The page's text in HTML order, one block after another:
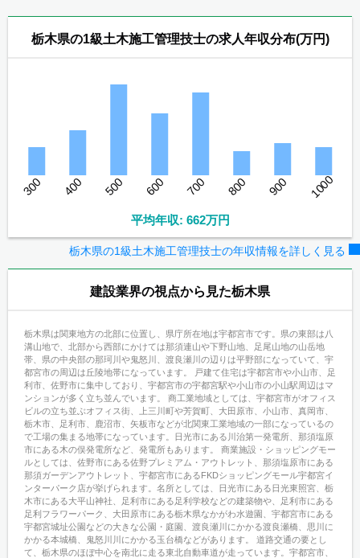
栃木県の1級土木施工管理技士の求人年収分布(万円)
300 400 500 600 700 800 900 1000
平均年収: 662万円
栃木県の1級土木施工管理技士の年収情報を詳しく見る
建設業界の視点から見た栃木県
栃木県は関東地方の北部に位置し、県庁所在地は宇都宮市です。県の東部は八
溝山地で、北部から西部にかけては那須連山や下野山地、足尾山地の山岳地
帯、県の中央部の那珂川や鬼怒川、渡良瀬川の辺りは平野部になっていて、宇
都宮市の周辺は丘陵地帯になっています。 戸建て住宅は宇都宮市や小山市、足
利市、佐野市に集中しており、宇都宮市の宇都宮駅や小山市の小山駅周辺はマ
ンションが多く立ち並んでいます。 商工業地域としては、宇都宮市がオフィス
ビルの立ち並ぶオフィス街、上三川町や芳賀町、大田原市、小山市、真岡市、
栃木市、足利市、鹿沼市、矢板市などが北関東工業地域の一部になっているの
で工場の集まる地帯になっています。日光市にある川治第一発電所、那須塩原
市にある木の俣発電所など、発電所もあります。 商業施設・ショッピングモー
ルとしては、佐野市にある佐野プレミアム・アウトレット、那須塩原市にある
那須ガーデンアウトレット、宇都宮市にあるFKDショッピングモール宇都宮イ
ンターパーク店が挙げられます。名所としては、日光市にある日光東照宮、栃
木市にある大平山神社、足利市にある足利学校などの建築物や、足利市にある
足利フラワーパーク、大田原市にある栃木県なかがわ水遊園、宇都宮市にある
宇都宮城址公園などの大きな公園・庭園、渡良瀬川にかかる渡良瀬橋、思川に
かかる本城橋、鬼怒川川にかかる玉台橋などがあります。 道路交通の要とし
て、栃木県のほぼ中心を南北に走る東北自動車道が走っています。宇都宮市、